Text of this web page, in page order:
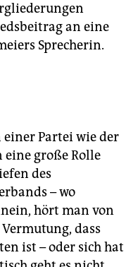
an eine
Sprecherin.
einer Partei wie der
eine große Rolle
des
– wo
hört man von
dass
ist – oder sich hat